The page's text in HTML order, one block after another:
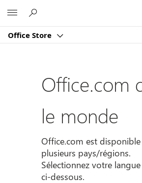
Office Store
Office.com
le monde
Office.com est
plusieurs pays/régions.
Sélectionnez votre
ci-dessous.